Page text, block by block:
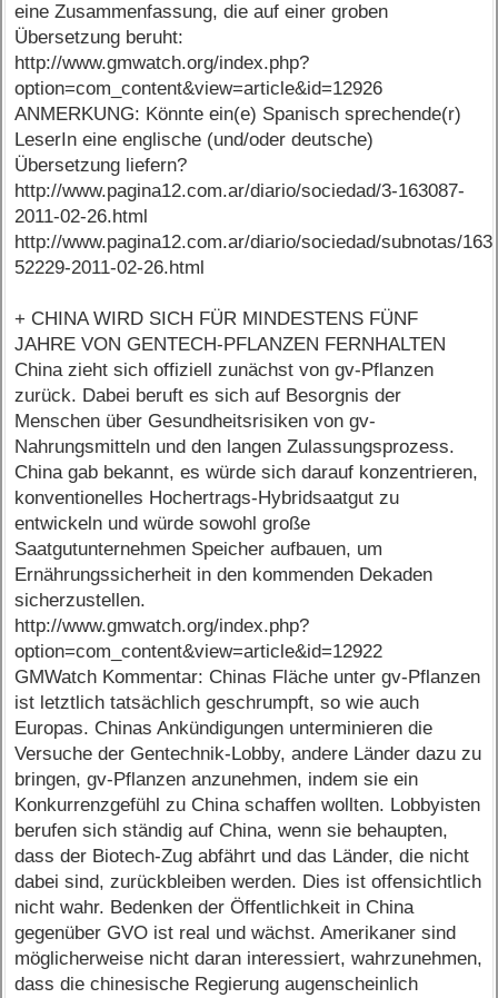
eine Zusammenfassung, die auf einer groben
Übersetzung beruht:
http://www.gmwatch.org/index.php?
option=com_content&view=article&id=12926
ANMERKUNG: Könnte ein(e) Spanisch sprechende(r)
LeserIn eine englische (und/oder deutsche)
Übersetzung liefern?
http://www.pagina12.com.ar/diario/sociedad/3-163087-
2011-02-26.html
http://www.pagina12.com.ar/diario/sociedad/subnotas/
52229-2011-02-26.html
+ CHINA WIRD SICH FÜR MINDESTENS FÜNF
JAHRE VON GENTECH-PFLANZEN FERNHALTEN
China zieht sich offiziell zunächst von gv-Pflanzen
zurück. Dabei beruft es sich auf Besorgnis der
Menschen über Gesundheitsrisiken von gv-
Nahrungsmitteln und den langen Zulassungsprozess.
China gab bekannt, es würde sich darauf konzentrieren,
konventionelles Hochertrags-Hybridsaatgut zu
entwickeln und würde sowohl große
Saatgutunternehmen Speicher aufbauen, um
Ernährungssicherheit in den kommenden Dekaden
sicherzustellen.
http://www.gmwatch.org/index.php?
option=com_content&view=article&id=12922
GMWatch Kommentar: Chinas Fläche unter gv-Pflanzen
ist letztlich tatsächlich geschrumpft, so wie auch
Europas. Chinas Ankündigungen unterminieren die
Versuche der Gentechnik-Lobby, andere Länder dazu zu
bringen, gv-Pflanzen anzunehmen, indem sie ein
Konkurrenzgefühl zu China schaffen wollten. Lobbyisten
berufen sich ständig auf China, wenn sie behaupten,
dass der Biotech-Zug abfährt und das Länder, die nicht
dabei sind, zurückbleiben werden. Dies ist offensichtlich
nicht wahr. Bedenken der Öffentlichkeit in China
gegenüber GVO ist real und wächst. Amerikaner sind
möglicherweise nicht daran interessiert, wahrzunehmen,
dass die chinesische Regierung augenscheinlich